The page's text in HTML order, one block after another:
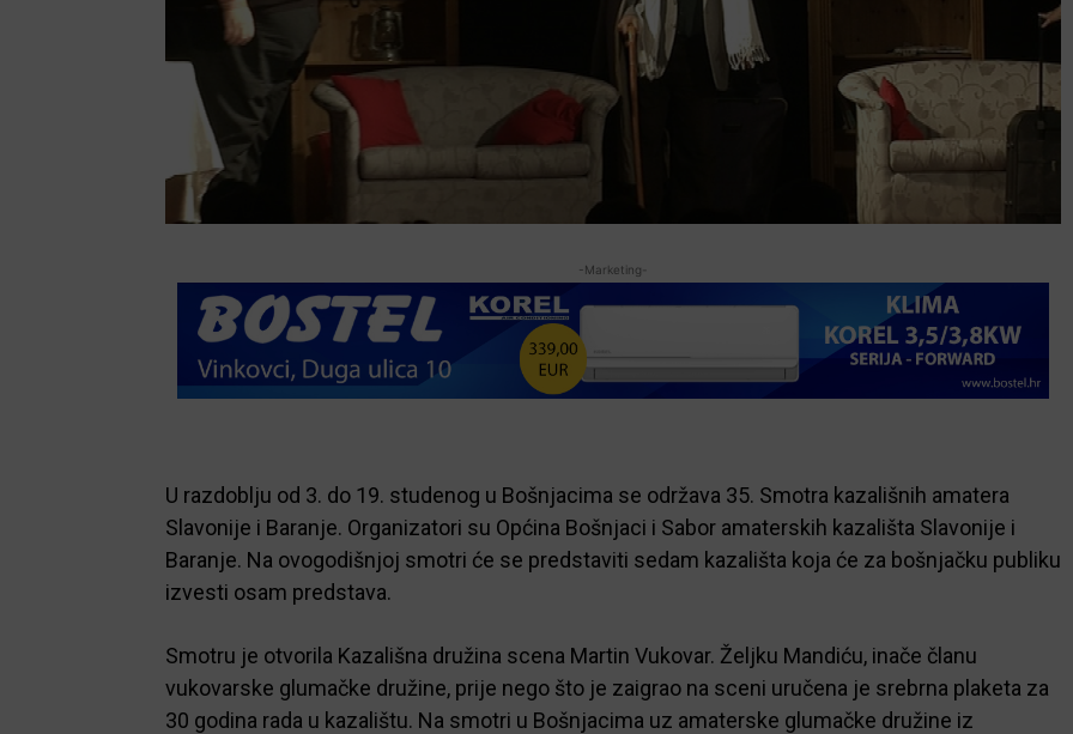
-Marketing-
U razdoblju od 3. do 19. studenog u Bošnjacima se održava 35. Smotra kazališnih amatera
Slavonije i Baranje. Organizatori su Općina Bošnjaci i Sabor amaterskih kazališta Slavonije i
Baranje. Na ovogodišnjoj smotri će se predstaviti sedam kazališta koja će za bošnjačku publiku
izvesti osam predstava.
Smotru je otvorila Kazališna družina scena Martin Vukovar. Željku Mandiću, inače članu
vukovarske glumačke družine, prije nego što je zaigrao na sceni uručena je srebrna plaketa za
30 godina rada u kazalištu. Na smotri u Bošnjacima uz amaterske glumačke družine iz